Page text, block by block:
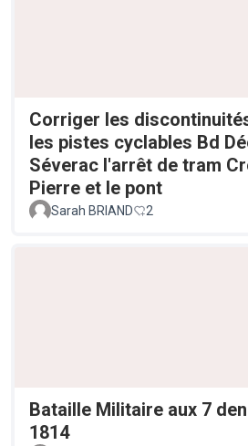
Corriger les
les pistes cyclables Bd
Séverac l'arrêt de tram
Pierre et le pont
Sarah BRIAND 2
Bataille Militaire aux 7
1814